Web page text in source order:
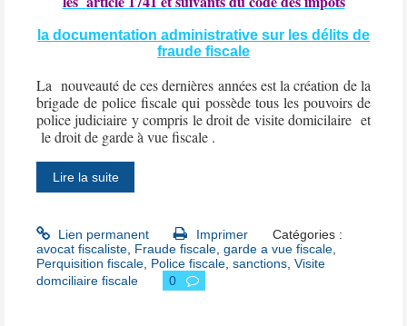
la documentation administrative sur les délits de
fraude fiscale
La nouveauté de ces dernières années est la création de la
brigade de police fiscale qui possède tous les pouvoirs de
police judiciaire y compris le droit de visite domicilaire et
le droit de garde à vue fiscale .
Lire la suite
Lien permanent Imprimer
Catégories :
avocat fiscaliste Fraude fiscale garde a vue fiscale
Perquisition fiscale Police fiscale sanctions Visite
domciliaire fiscale
0